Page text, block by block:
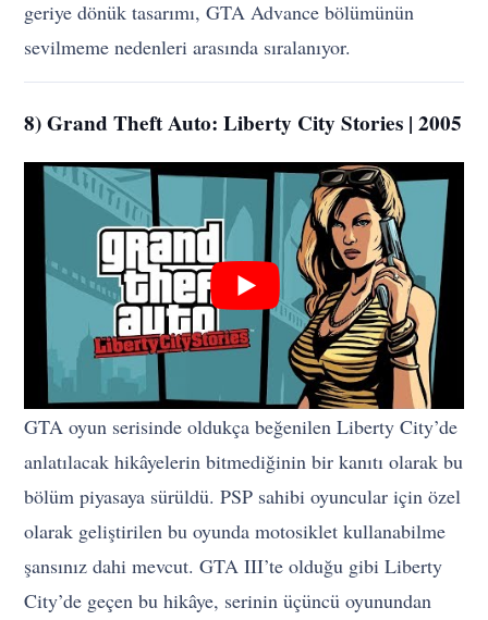
geriye dönük tasarımı, GTA Advance bölümünün
sevilmeme nedenleri arasında sıralanıyor.
8) Grand Theft Auto: Liberty City Stories | 2005
GTA oyun serisinde oldukça beğenilen Liberty City’de
anlatılacak hikâyelerin bitmediğinin bir kanıtı olarak bu
bölüm piyasaya sürüldü. PSP sahibi oyuncular için özel
olarak geliştirilen bu oyunda motosiklet kullanabilme
şansınız dahi mevcut. GTA III’te olduğu gibi Liberty
City’de geçen bu hikâye, serinin üçüncü oyunundan